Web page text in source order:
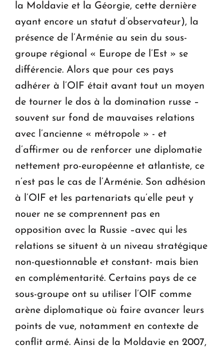
la Moldavie et la Géorgie, cette dernière
ayant encore un statut d’observateur), la
présence de l’Arménie au sein du sous-
groupe régional « Europe de l’Est » se
différencie. Alors que pour ces pays
adhérer à l’OIF était avant tout un moyen
de tourner le dos à la domination russe –
souvent sur fond de mauvaises relations
avec l’ancienne « métropole » - et
d’affirmer ou de renforcer une diplomatie
nettement pro-européenne et atlantiste, ce
n’est pas le cas de l’Arménie. Son adhésion
à l’OIF et les partenariats qu’elle peut y
nouer ne se comprennent pas en
opposition avec la Russie –avec qui les
relations se situent à un niveau stratégique
non-questionnable et constant- mais bien
en complémentarité. Certains pays de ce
sous-groupe ont su utiliser l’OIF comme
arène diplomatique où faire avancer leurs
points de vue, notamment en contexte de
conflit armé. Ainsi de la Moldavie en 2007,